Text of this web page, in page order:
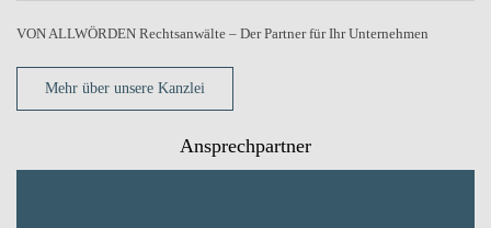
VON ALLWÖRDEN Rechtsanwälte – Der Partner für Ihr Unternehmen
Mehr über unsere Kanzlei
Ansprechpartner